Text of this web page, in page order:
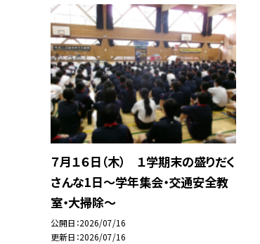
７月１６日（木） １学期末の盛りだく
さんな1日〜学年集会・交通安全教
室・大掃除～
公開日 2026/07/16
更新日 2026/07/16